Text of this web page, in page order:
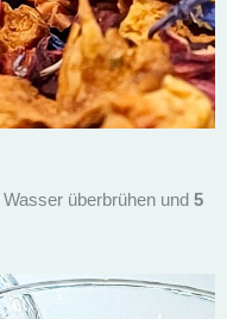
Wasser überbrühen und 5